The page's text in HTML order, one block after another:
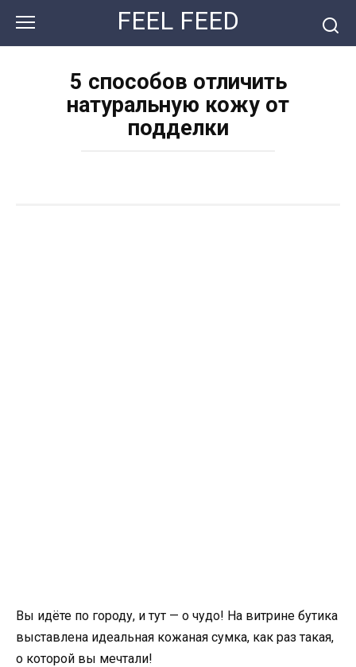
контенту
FEEL FEED
5 способов отличить
натуральную кожу от
подделки
Вы идёте по городу, и тут — о чудо! На витрине бутика
выставлена идеальная кожаная сумка, как раз такая,
о которой вы мечтали!